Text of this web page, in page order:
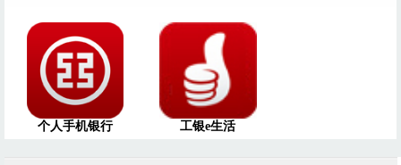
个人手机银行 工银e生活